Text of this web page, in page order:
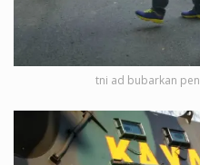
tni ad bubarkan